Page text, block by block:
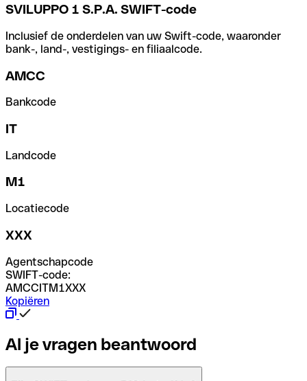
SVILUPPO 1 S.P.A. SWIFT-code
Inclusief de onderdelen van uw Swift-code, waaronder
bank-, land-, vestigings- en filiaalcode.
AMCC
Bankcode
IT
Landcode
M1
Locatiecode
XXX
Agentschapcode
SWIFT-code:
AMCCITM1XXX
Kopiëren
Al je vragen beantwoord